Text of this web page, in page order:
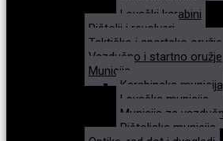
Lovački karabini
Pištolji i revolveri
Taktičko i sportsko oružje
Vazdušno i startno oružje
Municija
Karabinska municija
Lovačka municija
Municija za
Pištoljska municija